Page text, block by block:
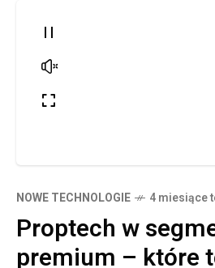
NOWE TECHNOLOGIE 4 miesiące
Proptech w
premium – które